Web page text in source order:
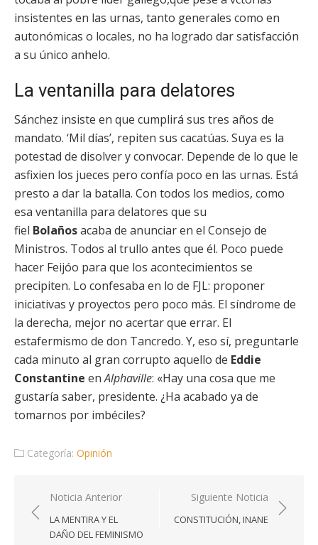
insistentes en las urnas, tanto generales como en
autonómicas o locales, no ha logrado dar satisfacción
a su único anhelo.
La ventanilla para delatores
Sánchez insiste en que cumplirá sus tres años de
mandato. ‘Mil días’, repiten sus cacatúas. Suya es la
potestad de disolver y convocar. Depende de lo que le
asfixien los jueces pero confía poco en las urnas. Está
presto a dar la batalla. Con todos los medios, como
esa ventanilla para delatores que su
fiel Bolañosacaba de anunciar en el Consejo de
Ministros. Todos al trullo antes que él. Poco puede
hacer Feijóo para que los acontecimientos se
precipiten. Lo confesaba en lo de FJL: proponer
iniciativas y proyectos pero poco más. El síndrome de
la derecha, mejor no acertar que errar. El
estafermismo de don Tancredo. Y, eso sí, preguntarle
cada minuto al gran corrupto aquello de Eddie
Constantine enAlphaville: «Hay una cosa que me
gustaría saber, presidente. ¿Ha acabado ya de
tomarnos por imbéciles?
Categoría: Opinión
Navegación
de
entradas
Noticia Anterior
LA MENTIRA Y EL
DAÑO DEL FEMINISMO
Siguiente Noticia
CONSTITUCIÓN, INANE